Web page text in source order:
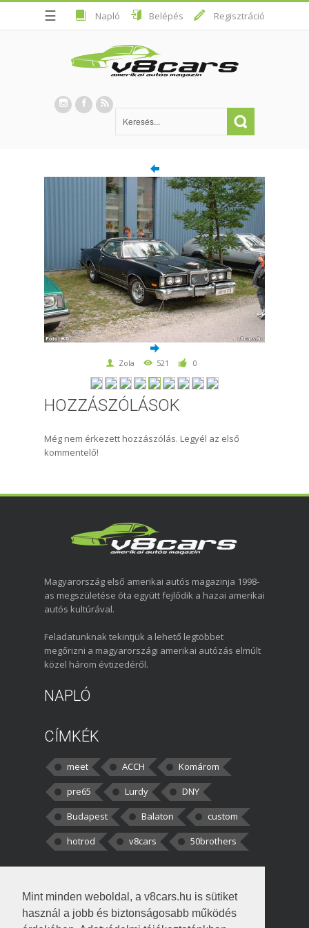
Mint minden weboldal, a v8cars.hu is sütiket
használ a jobb és biztonságosabb működés
☰ Napló Belépés Regisztráció
Zola 521 0
HOZZÁSZÓLÁSOK
Még nem érkezett hozzászólás. Legyél az első
kommentelő!
Magyarország első amerikai autós magazinja 1998-
as megszületése óta együtt fejlődik a hazai amerikai
autós kultúrával.
Feladatunknak tekintjük a lehető legtöbbet
megőrizni a magyarországi amerikai autózás elmúlt
közel három évtizedéről.
NAPLÓ
CÍMKÉK
meet ACCH
Komárom
pre65
Lurdy
DNY
Budapest
Balaton
custom
hotrod
v8cars 50brothers
kortisz:Elszúrtam! Én csak két
darabbaal számoltam. Nem tudtam, hogy fél autót,